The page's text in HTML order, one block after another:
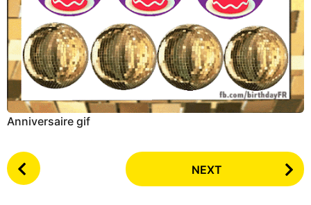
Anniversaire gif
P
o
NEXT